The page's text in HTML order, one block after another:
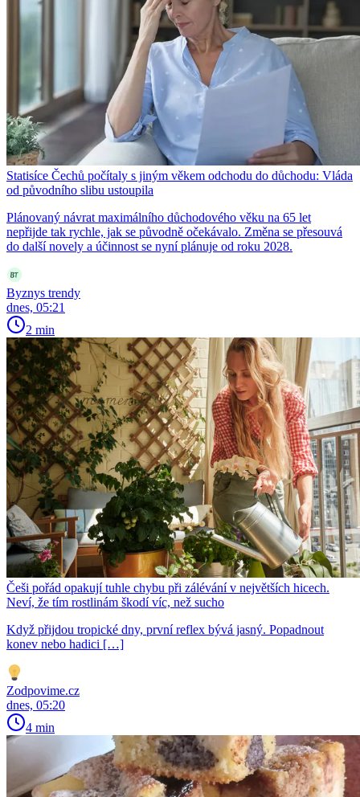
Statisíce Čechů počítaly s jiným věkem odchodu do důchodu: Vláda
od původního slibu ustoupila
Plánovaný návrat maximálního důchodového věku na 65 let
nepřijde tak rychle, jak se původně očekávalo. Změna se přesouvá
do další novely a účinnost se nyní plánuje od roku 2028.
Byznys trendy
dnes, 05:21
2 min
Češi pořád opakují tuhle chybu při zálévání v největších hicech.
Neví, že tím rostlinám škodí víc, než sucho
Když přijdou tropické dny, první reflex bývá jasný. Popadnout
konev nebo hadici […]
Zodpovime.cz
dnes, 05:20
4 min